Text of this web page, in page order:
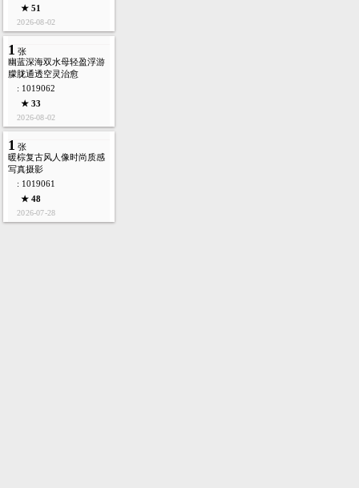
★ 51
2026-08-02
1 张
幽蓝深海双水母轻盈浮游
朦胧通透空灵治愈
: 1019062
★ 33
2026-08-02
1 张
暖棕复古风人像时尚质感
写真摄影
: 1019061
★ 48
2026-07-28